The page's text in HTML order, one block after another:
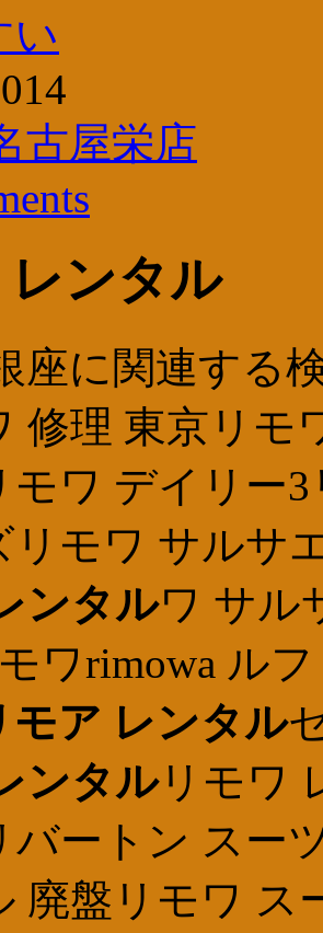
い
古屋栄店
レンタル
座に関連する
修理 東京リモ
モワ デイリー
リモワ サルサ
ンタルワ サル
ワrimowa ル
モア レンタル
ンタルリモワ
バートン スー
廃盤リモワ ス